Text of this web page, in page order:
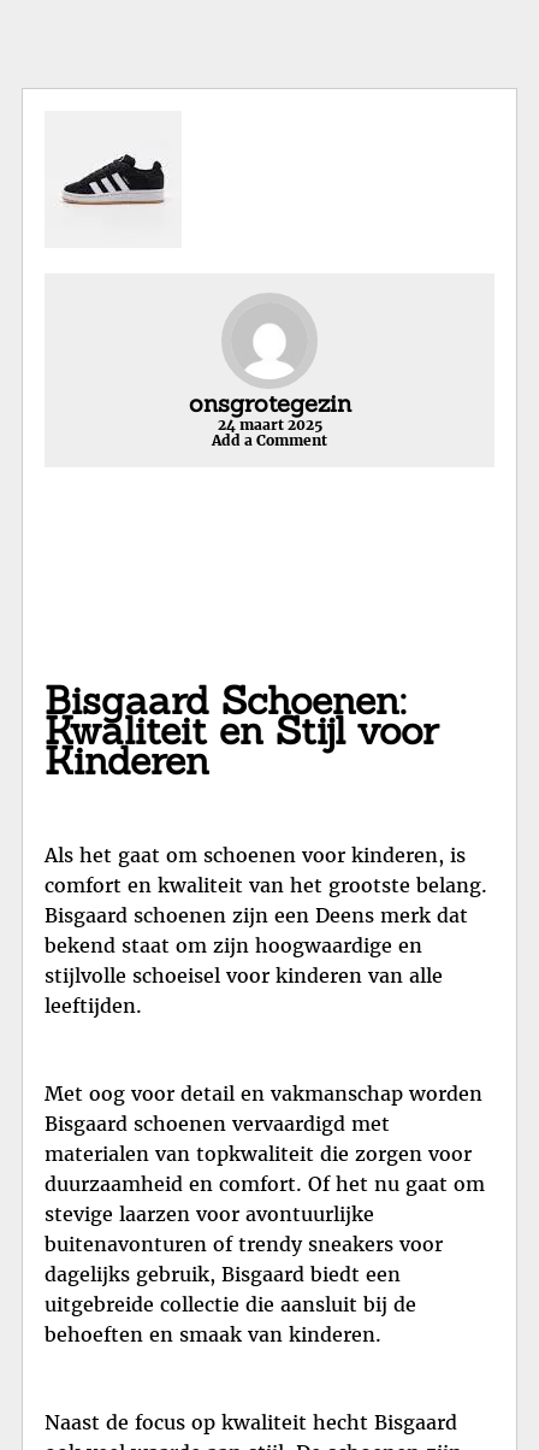
onsgrotegezin
24 maart 2025
Add a Comment
Bisgaard Schoenen:
Kwaliteit en Stijl voor
Kinderen
Als het gaat om schoenen voor kinderen, is
comfort en kwaliteit van het grootste belang.
Bisgaard schoenen zijn een Deens merk dat
bekend staat om zijn hoogwaardige en
stijlvolle schoeisel voor kinderen van alle
leeftijden.
Met oog voor detail en vakmanschap worden
Bisgaard schoenen vervaardigd met
materialen van topkwaliteit die zorgen voor
duurzaamheid en comfort. Of het nu gaat om
stevige laarzen voor avontuurlijke
buitenavonturen of trendy sneakers voor
dagelijks gebruik, Bisgaard biedt een
uitgebreide collectie die aansluit bij de
behoeften en smaak van kinderen.
Naast de focus op kwaliteit hecht Bisgaard